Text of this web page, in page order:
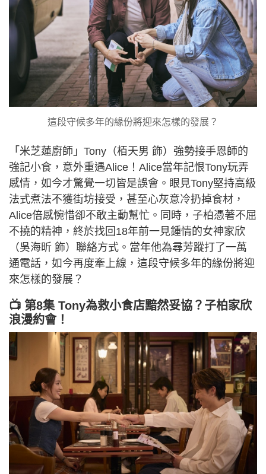
這段守候多年的緣份將迎來怎樣的發展？
「米芝蓮廚師」Tony（栢天男 飾）強勢接手恩師的
強記小食，意外重遇Alice！Alice當年記恨Tony玩弄
感情，如今才驚覺一切皆是誤會。眼見Tony堅持高級
法式煮法不獲街坊接受，甚至心灰意冷扔掉食材，
Alice倍感惋惜卻不敢主動幫忙。同時，子柏憑著不屈
不撓的精神，終於找回18年前一見鍾情的女神家欣
（吳海昕 飾）聯絡方式。當年他為尋芳蹤打了一萬
通電話，如今再度牽上線，這段守候多年的緣份將迎
來怎樣的發展？
📺 第8集 Tony為救小食店黯然妥協？子柏家欣
浪漫約會！